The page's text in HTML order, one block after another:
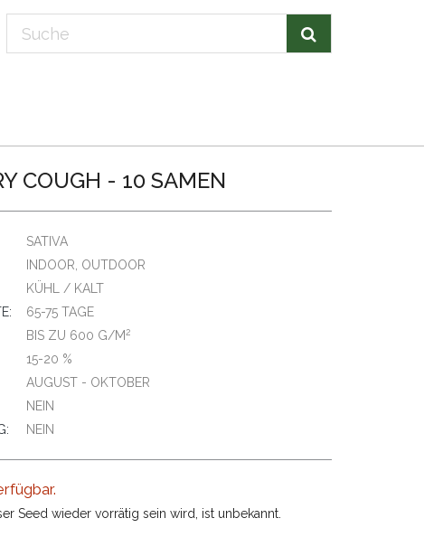
COUGH - 10 SAMEN
SATIVA
INDOOR, OUTDOOR
KÜHL / KALT
65-75 TAGE
BIS ZU 600 G/M2
15-20 %
AUGUST - OKTOBER
NEIN
NEIN
Seed wieder vorrätig sein wird, ist unbekannt.